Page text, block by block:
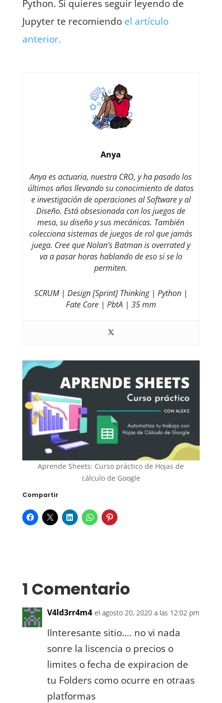
Python. Si quieres seguir leyendo de
Jupyter te recomiendo el artículo
anterior.
Anya
Anya es actuaria, nuestra CRO, y ha pasado los
últimos años llevando su conocimiento de datos
e investigación de operaciones al Software y al
Diseño. Está obsesionada con los juegos de
mesa, su diseño y sus mecánicas. También
colecciona sistemas de juegos de rol que jamás
juega. Cree que Nolan’s Batman is overrated y
va a pasar horas hablando de eso si se lo
permiten.
SCRUM | Design [Sprint] Thinking | Python |
Fate Core | PbtA | 35 mm
Aprende Sheets: Curso práctico de Hojas de
cálculo de Google
Compartir
1 Comentario
V4ld3rr4m4 el agosto 20, 2020 a las 12:02 pm
IInteresante sitio…. no vi nada
sonre la liscencia o precios o
limites o fecha de expiracion de
tu Folders como ocurre en otraas
platformas